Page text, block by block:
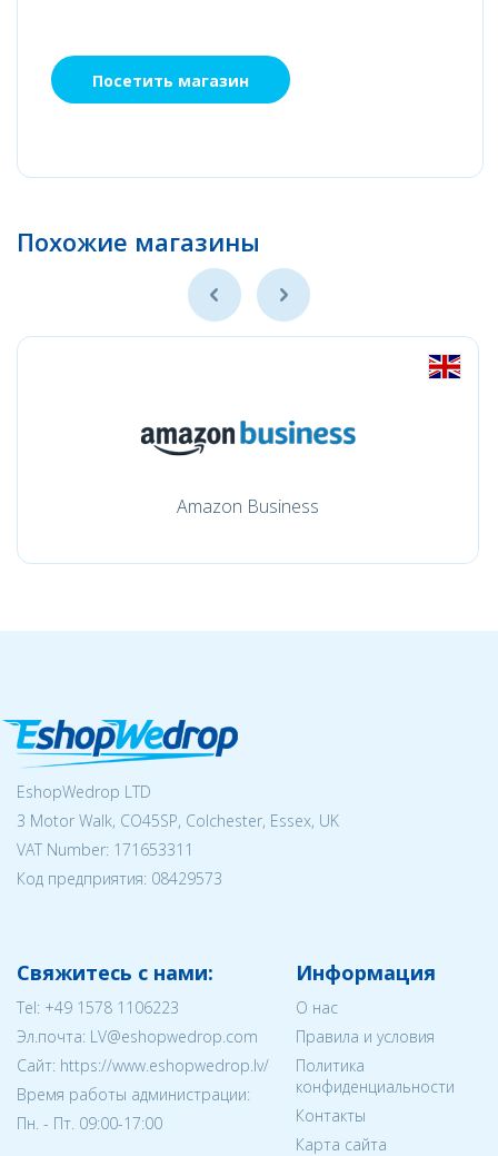
Посетить магазин
Похожие магазины
Amazon Business
EshopWedrop LTD
3 Motor Walk, CO45SP, Colchester, Essex, UK
VAT Number: 171653311
Код предприятия: 08429573
Свяжитесь с нами:
Tel: +49 1578 1106223
Эл.почта: LV@eshopwedrop.com
Cайт: https://www.eshopwedrop.lv/
Время работы администрации:
Пн. - Пт. 09:00-17:00
Информация
О нас
Правила и условия
Политика
конфиденциальности
Контакты
Карта сайта